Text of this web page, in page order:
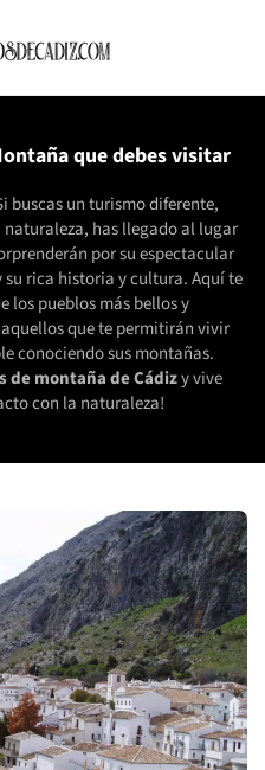
que debes visitar
buscas un turismo diferente,
has llegado al lugar
por su espectacular
rica historia y cultura. Aquí te
los pueblos más bellos y
que te permitirán vivir
conociendo sus montañas.
de montaña de Cádizy vive
con la naturaleza!